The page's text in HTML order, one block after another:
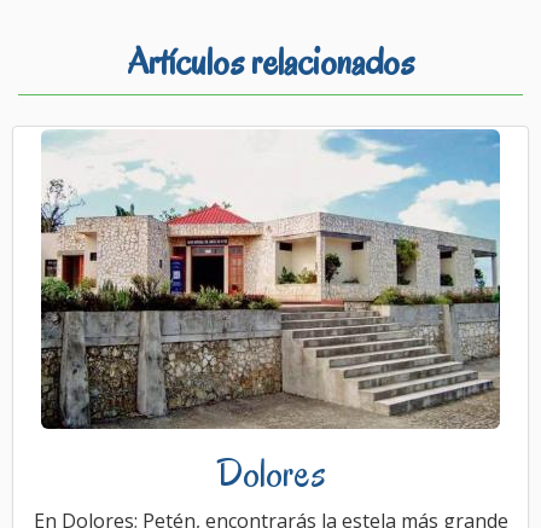
Artículos relacionados
Dolores
En Dolores; Petén, encontrarás la estela más grande